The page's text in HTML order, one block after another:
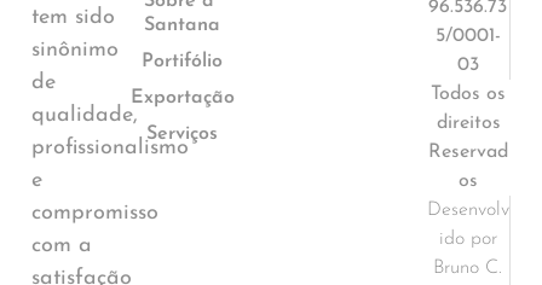
tem sido
sinônimo
de
qualidade,
profissionalismo
e
compromisso
com a
satisfação
Santana
Portifólio
Exportação
Serviços
96.536.73
5/0001-
03
Todos os
direitos
Reservad
os
Desenvolv
ido por
Bruno C.